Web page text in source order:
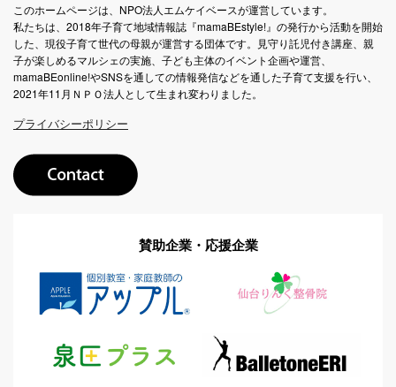
このホームページは、NPO法人エムケイベースが運営しています。
私たちは、2018年子育て地域情報誌『mamaBEstyle!』の発行から活動を開始
した、現役子育て世代の母親が運営する団体です。見守り託児付き講座、親
子が楽しめるマルシェの実施、子ども主体のイベント企画や運営、
mamaBEonline!やSNSを通しての情報発信などを通した子育て支援を行い、
2021年11月ＮＰＯ法人として生まれ変わりました。
プライバシーポリシー
賛助企業・応援企業